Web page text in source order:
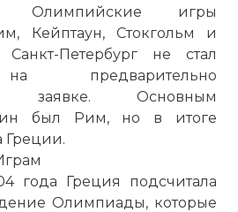
Олимпийские игры
Кейптаун, Стокгольм и
Петербург не стал
предварительно
заявке. Основным
был Рим, но в итоге
Греции.
года Греция подсчитала
Олимпиады, которые